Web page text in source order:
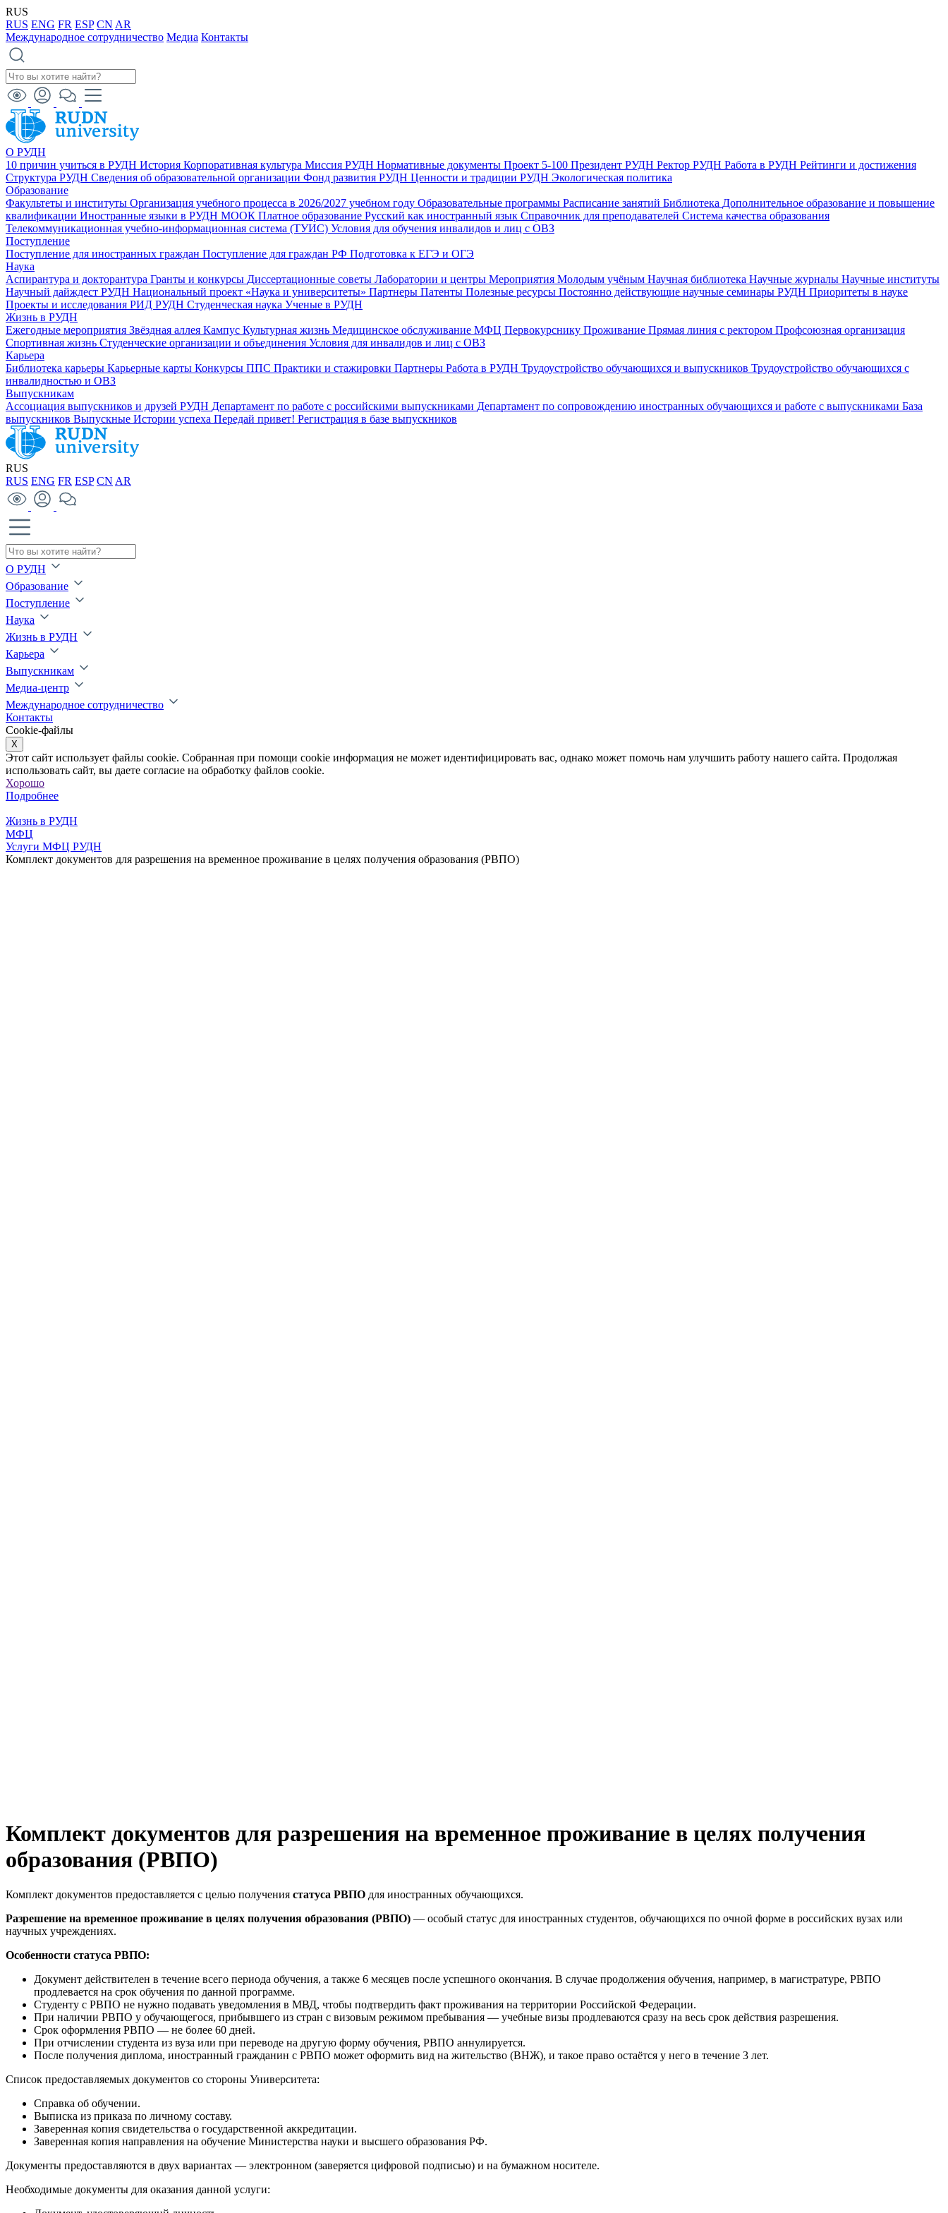
RUS
RUS ENG FR ESP CN AR
Международное сотрудничество Медиа Контакты
О РУДН
10 причин учиться в РУДН История Корпоративная культура Миссия РУДН Нормативные документы Проект 5-100 Президент РУДН Ректор РУДН Работа в РУДН Рейтинги и достижения
Структура РУДН Сведения об образовательной организации Фонд развития РУДН Ценности и традиции РУДН Экологическая политика
Образование
Факультеты и институты Организация учебного процесса в 2026/2027 учебном году Образовательные программы Расписание занятий Библиотека Дополнительное образование и повышение
квалификации Иностранные языки в РУДН МООК Платное образование Русский как иностранный язык Справочник для преподавателей Система качества образования
Телекоммуникационная учебно-информационная система (ТУИС) Условия для обучения инвалидов и лиц с ОВЗ
Поступление
Поступление для иностранных граждан Поступление для граждан РФ Подготовка к ЕГЭ и ОГЭ
Наука
Аспирантура и докторантура Гранты и конкурсы Диссертационные советы Лаборатории и центры Мероприятия Молодым учёным Научная библиотека Научные журналы Научные институты
Научный дайждест РУДН Национальный проект «Наука и университеты» Партнеры Патенты Полезные ресурсы Постоянно действующие научные семинары РУДН Приоритеты в науке
Проекты и исследования РИД РУДН Студенческая наука Ученые в РУДН
Жизнь в РУДН
Ежегодные мероприятия Звёздная аллея Кампус Культурная жизнь Медицинское обслуживание МФЦ Первокурснику Проживание Прямая линия с ректором Профсоюзная организация
Спортивная жизнь Студенческие организации и объединения Условия для инвалидов и лиц с ОВЗ
Карьера
Библиотека карьеры Карьерные карты Конкурсы ППС Практики и стажировки Партнеры Работа в РУДН Трудоустройство обучающихся и выпускников Трудоустройство обучающихся с
инвалидностью и ОВЗ
Выпускникам
Ассоциация выпускников и друзей РУДН Департамент по работе с российскими выпускниками Департамент по сопровождению иностранных обучающихся и работе с выпускниками База
выпускников Выпускные Истории успеха Передай привет! Регистрация в базе выпускников
RUS
RUS ENG FR ESP CN AR
О РУДН
Образование
Поступление
Наука
Жизнь в РУДН
Карьера
Выпускникам
Медиа-центр
Международное сотрудничество
Контакты
Cookie-файлы
X
Этот сайт использует файлы cookie. Собранная при помощи cookie информация не может идентифицировать вас, однако может помочь нам улучшить работу нашего сайта. Продолжая
использовать сайт, вы даете согласие на обработку файлов cookie.
Хорошо
Подробнее
Жизнь в РУДН
МФЦ
Услуги МФЦ РУДН
Комплект документов для разрешения на временное проживание в целях получения образования (РВПО)
Комплект документов для разрешения на временное проживание в целях получения
образования (РВПО)
Комплект документов предоставляется с целью получения статуса РВПО для иностранных обучающихся.
Разрешение на временное проживание в целях получения образования (РВПО) — особый статус для иностранных студентов, обучающихся по очной форме в российских вузах или
научных учреждениях.
Особенности статуса РВПО:
Документ действителен в течение всего периода обучения, а также 6 месяцев после успешного окончания. В случае продолжения обучения, например, в магистратуре, РВПО
продлевается на срок обучения по данной программе.
Студенту с РВПО не нужно подавать уведомления в МВД, чтобы подтвердить факт проживания на территории Российской Федерации.
При наличии РВПО у обучающегося, прибывшего из стран с визовым режимом пребывания — учебные визы продлеваются сразу на весь срок действия разрешения.
Срок оформления РВПО — не более 60 дней.
При отчислении студента из вуза или при переводе на другую форму обучения, РВПО аннулируется.
После получения диплома, иностранный гражданин с РВПО может оформить вид на жительство (ВНЖ), и такое право остаётся у него в течение 3 лет.
Список предоставляемых документов со стороны Университета:
Справка об обучении.
Выписка из приказа по личному составу.
Заверенная копия свидетельства о государственной аккредитации.
Заверенная копия направления на обучение Министерства науки и высшего образования РФ.
Документы предоставляются в двух вариантах — электронном (заверяется цифровой подписью) и на бумажном носителе.
Необходимые документы для оказания данной услуги: